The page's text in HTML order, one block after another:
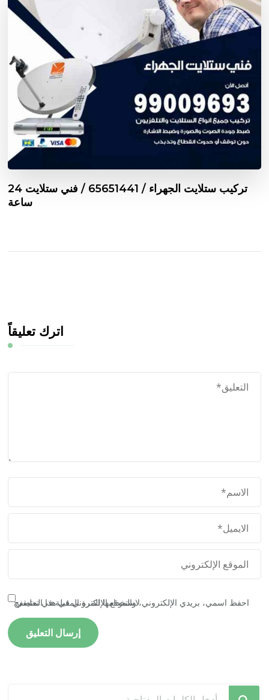
تركيب ستلايت الجهراء / 65651441 / فني ستلايت 24
ساعة
اترك تعليقاً
احفظ اسمي، بريدي الإلكتروني، والموقع الإلكتروني في هذا المتصفح لاستخدامها المرة المقبلة في تعليقي.